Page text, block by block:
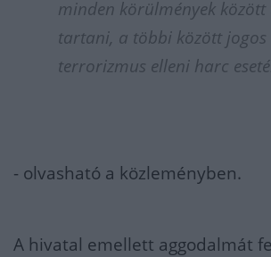
minden körülmények között
tartani, a többi között jogos
terrorizmus elleni harc
- olvasható a közleményben.
A hivatal emellett aggodalmát